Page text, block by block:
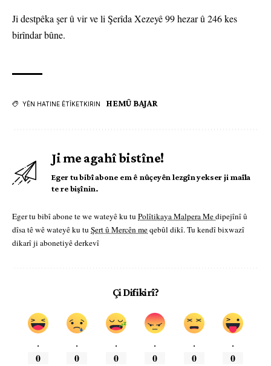
Ji destpêka şer û vir ve li Şerîda Xezeyê 99 hezar û 246 kes
birîndar bûne.
YÊN HATINE ÊTÎKETKIRIN HEMÛ BAJAR
Ji me agahî bistîne!
Eger tu bibî abone em ê nûçeyên lezgîn yekser ji maîla
te re bişînin.
Eger tu bibî abone te we wateyê ku tu Polîtikaya Malpera Medipejînî û
dîsa tê wê wateyê ku tu Şert û Mercên meqebûl dikî. Tu kendî bixwazî
dikarî ji abonetiyê derkevî
Çi Difikirî?
.
0
.
0
.
0
.
0
.
0
.
0